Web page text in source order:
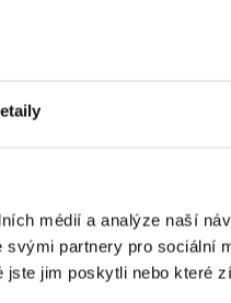
médií a analýze naší
partnery pro sociální
jim poskytli nebo které